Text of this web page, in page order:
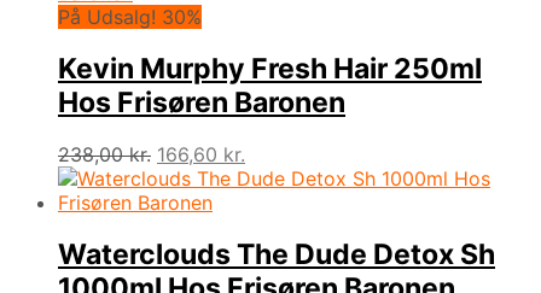
På Udsalg! 30%
Kevin Murphy Fresh Hair 250ml
Hos Frisøren Baronen
238,00kr. Den
oprindelige
pris
238,00 kr..
166,60 kr.
aktuelle
166,60 kr..
Waterclouds The Dude Detox Sh